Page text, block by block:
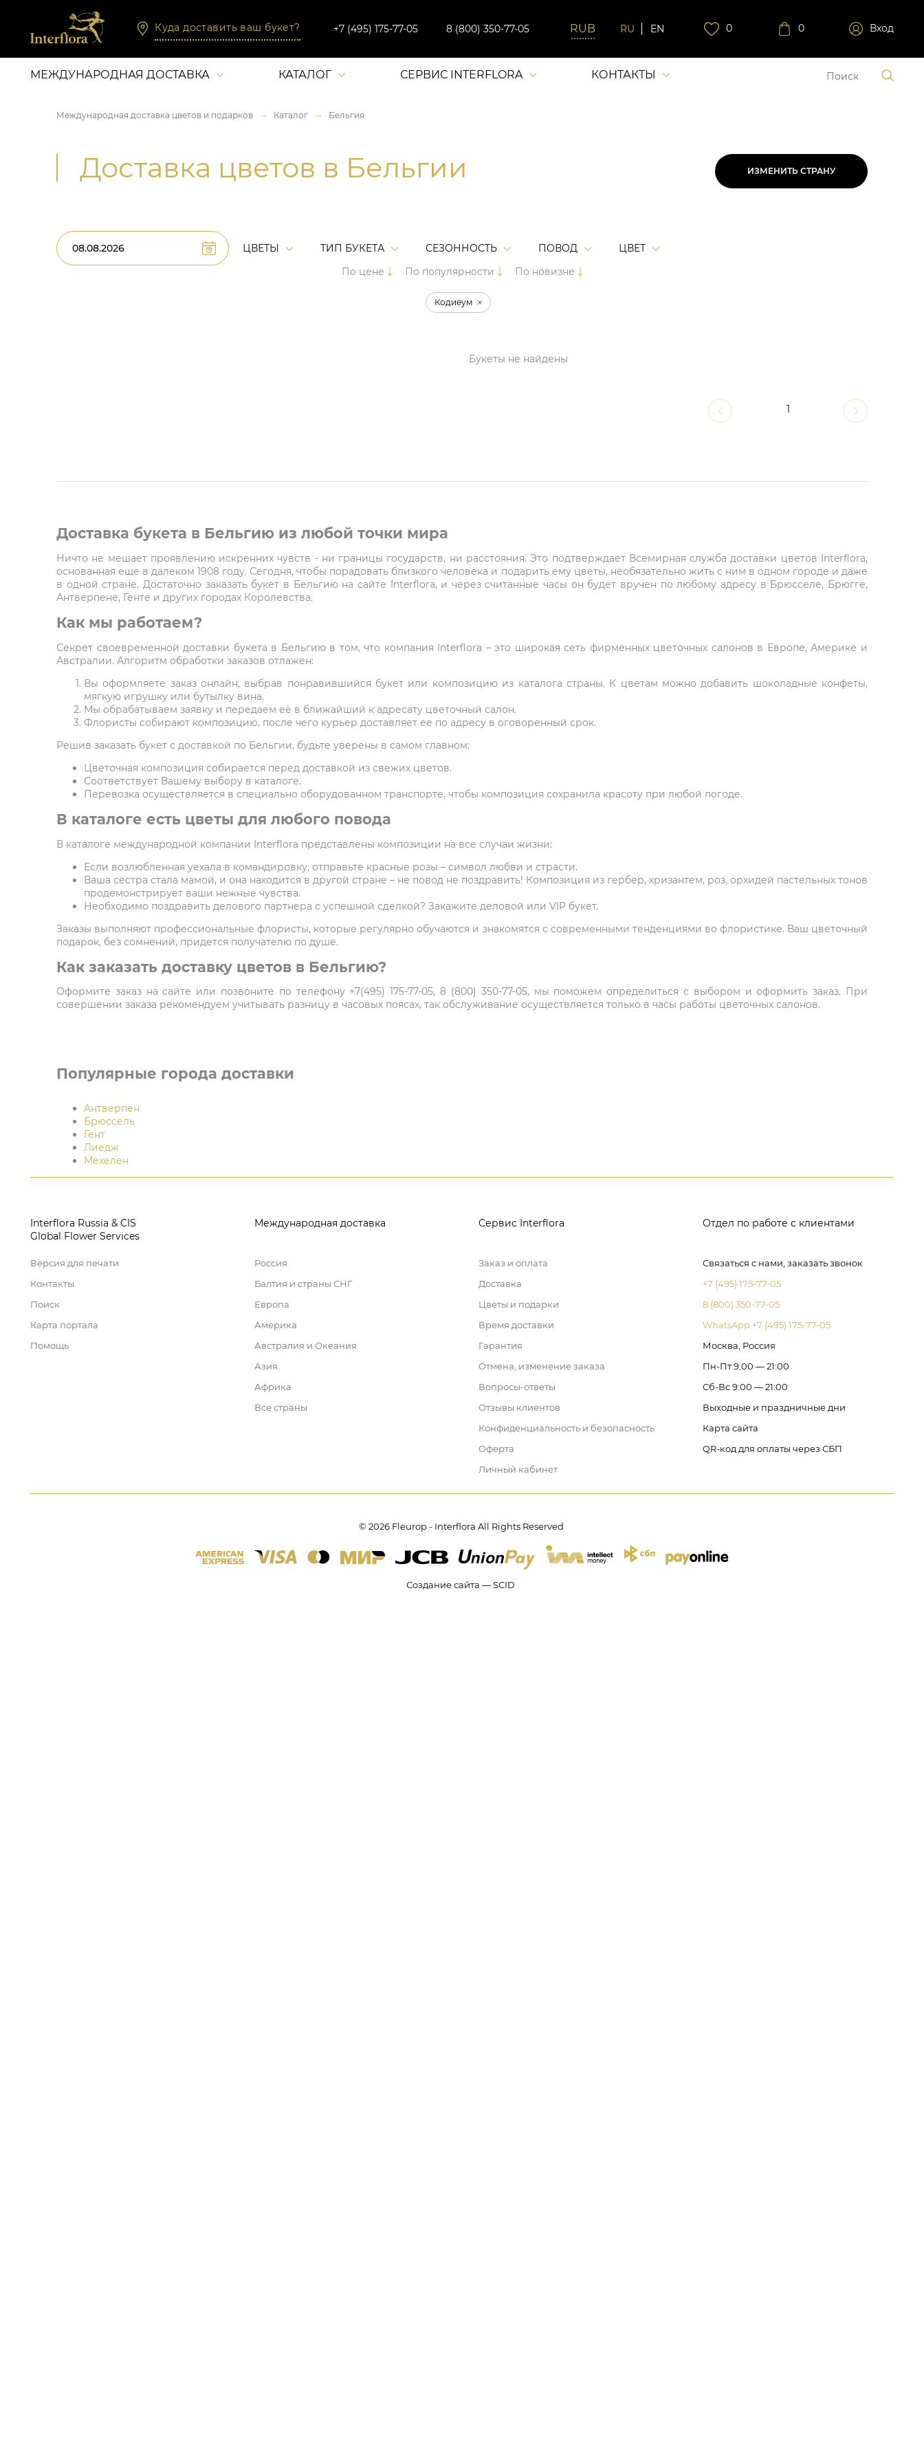
Куда доставить ваш букет? +7 (495) 175-77-05 8 (800) 350-77-05 RU EN 0 0 Вход
МЕЖДУНАРОДНАЯ ДОСТАВКА КАТАЛОГ СЕРВИС INTERFLORA КОНТАКТЫ
Международная доставка цветов и подарков Каталог Бельгия
Доставка цветов в Бельгии ИЗМЕНИТЬ СТРАНУ
ЦВЕТЫ ТИП БУКЕТА СЕЗОННОСТЬ ПОВОД
ЦВЕТ
По цене
По популярности По новизне
Кодиеум
Букеты не найдены
1
Доставка букета в Бельгию из любой точки мира
Ничто не мешает проявлению искренних чувств - ни границы государств, ни расстояния. Это подтверждает Всемирная служба доставки цветов Interflora,
основанная еще в далеком 1908 году. Сегодня, чтобы порадовать близкого человека и подарить ему цветы, необязательно жить с ним в одном городе и даже
в одной стране. Достаточно заказать букет в Бельгию на сайте Interflora, и через считанные часы он будет вручен по любому адресу в Брюсселе, Брюгге,
Антверпене, Генте и других городах Королевства.
Как мы работаем?
Секрет своевременной доставки букета в Бельгию в том, что компания Interflora – это широкая сеть фирменных цветочных салонов в Европе, Америке и
Австралии. Алгоритм обработки заказов отлажен:
Вы оформляете заказ онлайн, выбрав понравившийся букет или композицию из каталога страны. К цветам можно добавить шоколадные конфеты,
мягкую игрушку или бутылку вина.
Мы обрабатываем заявку и передаем её в ближайший к адресату цветочный салон.
Флористы собирают композицию, после чего курьер доставляет ее по адресу в оговоренный срок.
Решив заказать букет с доставкой по Бельгии, будьте уверены в самом главном:
Цветочная композиция собирается перед доставкой из свежих цветов.
Соответствует Вашему выбору в каталоге.
Перевозка осуществляется в специально оборудованном транспорте, чтобы композиция сохранила красоту при любой погоде.
В каталоге есть цветы для любого повода
В каталоге международной компании Interflora представлены композиции на все случаи жизни:
Если возлюбленная уехала в командировку, отправьте красные розы – символ любви и страсти.
Ваша сестра стала мамой, и она находится в другой стране – не повод не поздравить! Композиция из гербер, хризантем, роз, орхидей пастельных тонов
продемонстрирует ваши нежные чувства.
Необходимо поздравить делового партнера с успешной сделкой? Закажите деловой или VIP букет.
Заказы выполняют профессиональные флористы, которые регулярно обучаются и знакомятся с современными тенденциями во флористике. Ваш цветочный
подарок, без сомнений, придется получателю по душе.
Как заказать доставку цветов в Бельгию?
Оформите заказ на сайте или позвоните по телефону +7(495) 175-77-05, 8 (800) 350-77-05, мы поможем определиться с выбором и оформить заказ. При
совершении заказа рекомендуем учитывать разницу в часовых поясах, так обслуживание осуществляется только в часы работы цветочных салонов.
Популярные города доставки
Антверпен
Брюссель
Гент
Лиедж
Мехелен
Interflora Russia & CIS
Global Flower Services
Версия для печати
Контакты
Поиск
Карта портала
Помощь
Международная доставка
Россия
Балтия и страны СНГ
Европа
Америка
Австралия и Океания
Азия
Африка
Все страны
Сервис Interflora
Заказ и оплата
Доставка
Цветы и подарки
Время доставки
Гарантия
Отмена, изменение заказа
Вопросы-ответы
Отзывы клиентов
Конфиденциальность и безопасность
Оферта
Личный кабинет
Отдел по работе с клиентами
Связаться с нами, заказать звонок
+7 (495) 175-77-05
8 (800) 350-77-05
WhatsApp +7 (495) 175-77-05
Москва, Россия
Пн-Пт 9:00 — 21:00
Сб-Вс 9:00 — 21:00
Выходные и праздничные дни
Карта сайта
QR-код для оплаты через СБП
© 2026 Fleurop - Interflora All Rights Reserved
Создание сайта — SCID